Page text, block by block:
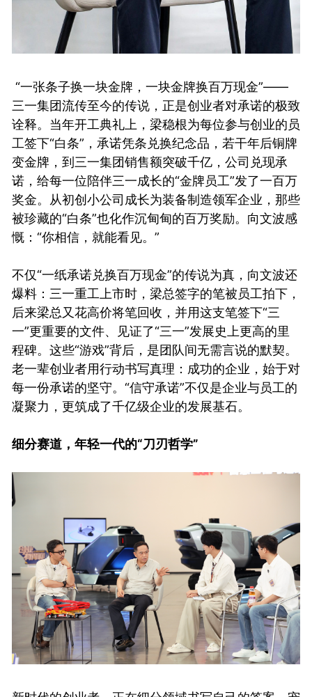
“一张条子换一块金牌，一块金牌换百万现金”——
三一集团流传至今的传说，正是创业者对承诺的极致
诠释。当年开工典礼上，梁稳根为每位参与创业的员
工签下“白条”，承诺凭条兑换纪念品，若干年后铜牌
变金牌，到三一集团销售额突破千亿，公司兑现承
诺，给每一位陪伴三一成长的“金牌员工”发了一百万
奖金。从初创小公司成长为装备制造领军企业，那些
被珍藏的“白条”也化作沉甸甸的百万奖励。向文波感
慨：“你相信，就能看见。”
不仅“一纸承诺兑换百万现金”的传说为真，向文波还
爆料：三一重工上市时，梁总签字的笔被员工拍下，
后来梁总又花高价将笔回收，并用这支笔签下“三
一”更重要的文件、见证了“三一”发展史上更高的里
程碑。这些“游戏”背后，是团队间无需言说的默契。
老一辈创业者用行动书写真理：成功的企业，始于对
每一份承诺的坚守。“信守承诺”不仅是企业与员工的
凝聚力，更筑成了千亿级企业的发展基石。
细分赛道，年轻一代的“刀刃哲学”